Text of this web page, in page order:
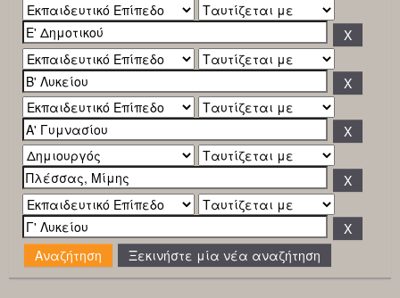
Ξεκινήστε μία νέα αναζήτηση